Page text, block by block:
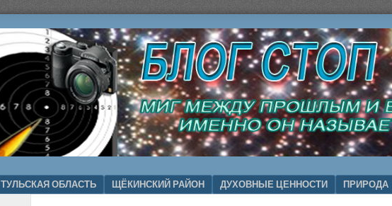
ТУЛЬСКАЯ ОБЛАСТЬ ЩЁКИНСКИЙ РАЙОН ДУХОВНЫЕ ЦЕННОСТИ ПРИРОДА